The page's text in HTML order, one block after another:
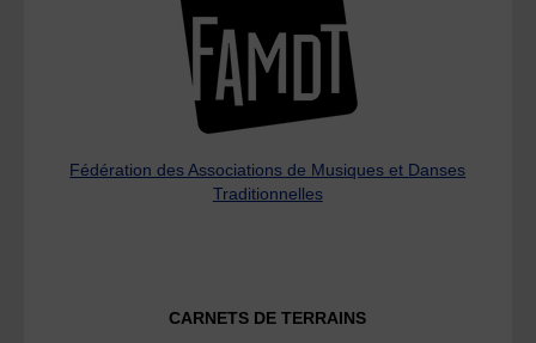
Fédération des Associations de Musiques et Danses
Traditionnelles
CARNETS DE TERRAINS